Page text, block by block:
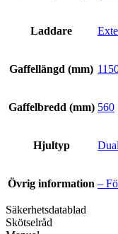
Laddare
Gaffellängd (mm)
Gaffelbredd (mm) 560
Hjultyp
Övrig information –
Säkerhetsdatablad
Skötselråd